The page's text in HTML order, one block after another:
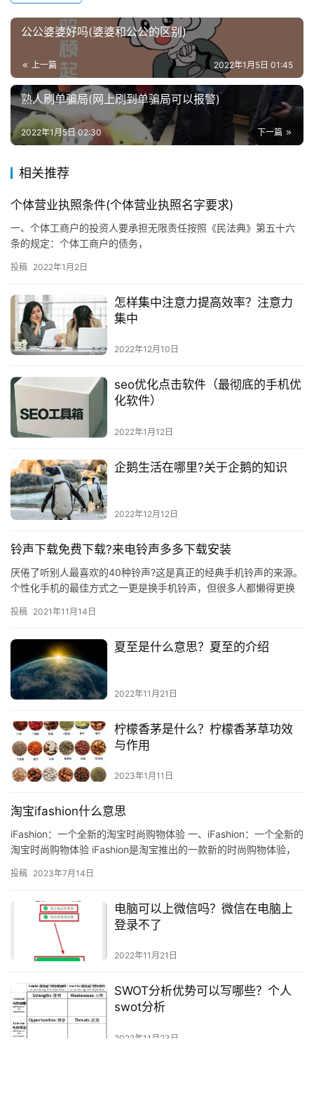
公公婆婆好吗(婆婆和公公的区别)
上一篇 2022年1月5日 01:45
熟人刷单骗局(网上刷到单骗局可以报警)
下一篇
2022年1月5日 02:30
相关推荐
个体营业执照条件(个体营业执照名字要求)
一、个体工商户的投资人要承担无限责任按照《民法典》第五十六
条的规定：个体工商户的债务，
投稿 2022年1月2日
怎样集中注意力提高效率？注意力
集中
2022年12月10日
seo优化点击软件（最彻底的手机优
化软件）
2022年1月12日
企鹅生活在哪里?关于企鹅的知识
2022年12月12日
铃声下载免费下载?来电铃声多多下载安装
厌倦了听别人最喜欢的40种铃声?这是真正的经典手机铃声的来源。
个性化手机的最佳方式之一更是换手机铃声，但很多人都懒得更换
投稿 2021年11月14日
夏至是什么意思？夏至的介绍
2022年11月21日
柠檬香茅是什么？柠檬香茅草功效
与作用
2023年1月11日
淘宝ifashion什么意思
iFashion：一个全新的淘宝时尚购物体验 一、iFashion：一个全新的
淘宝时尚购物体验 iFashion是淘宝推出的一款新的时尚购物体验，
投稿 2023年7月14日
电脑可以上微信吗？微信在电脑上
登录不了
2022年11月21日
SWOT分析优势可以写哪些？个人
swot分析
2022年11月23日